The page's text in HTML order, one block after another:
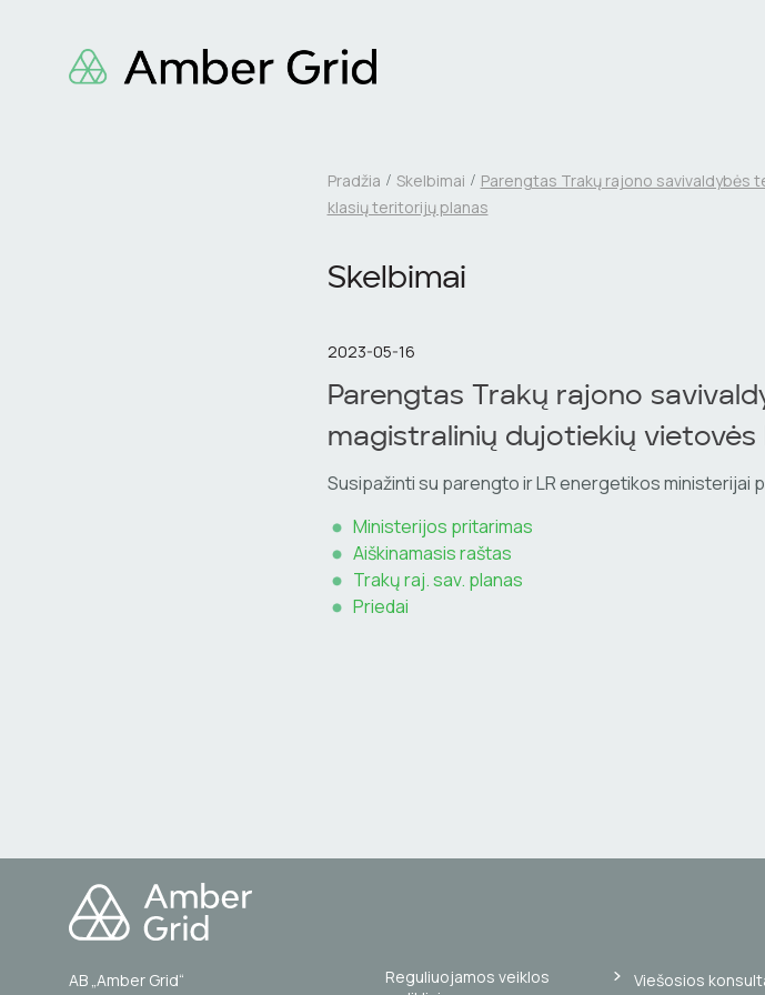
Pradžia Skelbimai
Parengtas Trakų rajono
klasių teritorijų planas
Skelbimai
2023-05-16
Parengtas Trakų rajono
magistralinių dujotiekių
Susipažinti su parengto ir LR energetikos ministerijai
Ministerijos pritarimas
Aiškinamasis raštas
Trakų raj. sav. planas
Priedai
AB „Amber Grid“
Reguliuojamos veiklos
Viešosios